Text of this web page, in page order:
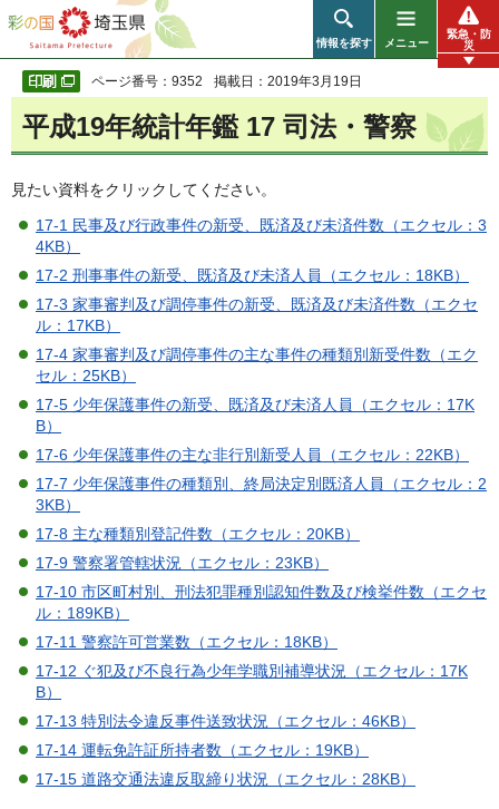
彩の国 埼玉県
情報を探す メニュー
緊急・防
災
ページ番号：9352 掲載日：2019年3月19日
平成19年統計年鑑 17 司法・警察
見たい資料をクリックしてください。
17-1 民事及び行政事件の新受、既済及び未済件数（エクセル：3
4KB）
17-2 刑事事件の新受、既済及び未済人員（エクセル：18KB）
17-3 家事審判及び調停事件の新受、既済及び未済件数（エクセ
ル：17KB）
17-4 家事審判及び調停事件の主な事件の種類別新受件数（エク
セル：25KB）
17-5 少年保護事件の新受、既済及び未済人員（エクセル：17K
B）
17-6 少年保護事件の主な非行別新受人員（エクセル：22KB）
17-7 少年保護事件の種類別、終局決定別既済人員（エクセル：2
3KB）
17-8 主な種類別登記件数（エクセル：20KB）
17-9 警察署管轄状況（エクセル：23KB）
17-10 市区町村別、刑法犯罪種別認知件数及び検挙件数（エクセ
ル：189KB）
17-11 警察許可営業数（エクセル：18KB）
17-12 ぐ犯及び不良行為少年学職別補導状況（エクセル：17K
B）
17-13 特別法令違反事件送致状況（エクセル：46KB）
17-14 運転免許証所持者数（エクセル：19KB）
17-15 道路交通法違反取締り状況（エクセル：28KB）